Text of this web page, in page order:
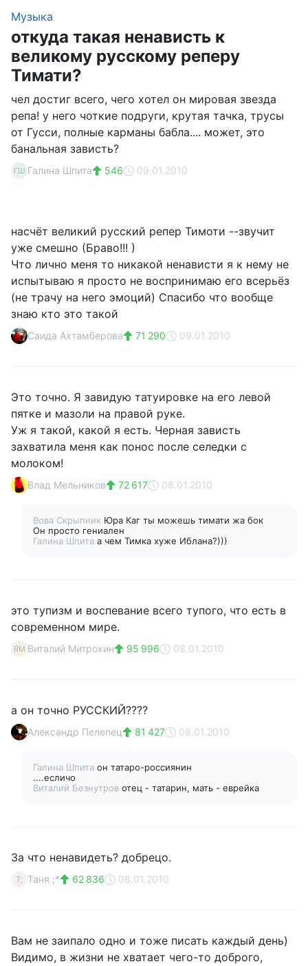
Музыка
откуда такая ненависть к
великому русскому реперу
Тимати?
чел достиг всего, чего хотел он мировая звезда
репа! у него чоткие подруги, крутая тачка, трусы
от Гусси, полные карманы бабла.... может, это
банальная зависть?
ГШ Галина Шпита 546 09.01.2010
насчёт великий русский репер Тимоти --звучит
уже смешно (Браво!!! )
Что лично меня то никакой ненависти я к нему не
испытываю я просто не воспринимаю его всерьёз
(не трачу на него эмоций) Спасибо что вообще
знаю кто это такой
Саида Ахтамберова 71 290 09.01.2010
Это точно. Я завидую татуировке на его левой
пятке и мазоли на правой руке.
Уж я такой, какой я есть. Черная зависть
захватила меня как понос после селедки с
молоком!
Влад Мельников 72 617 08.01.2010
Вова Скрыпник Юра Каг ты можешь тимати жа бок
Он просто гениален
Галина Шпита а чем Тимка хуже Иблана?)))
это тупизм и воспевание всего тупого, что есть в
современном мире.
ВМ Виталий Митрохин 95 996 08.01.2010
а он точно РУССКИЙ????
Александр Пелепец 81 427 08.01.2010
Галина Шпита он татаро-россиянин
....есличо
Виталий Безнутров отец - татарин, мать - еврейка
За что ненавидеть? добрецо.
Т; Таня ;* 62 836 08.01.2010
Вам не заипало одно и тоже писать каждый день)
Видимо, в жизни не хватает чего-то доброго,